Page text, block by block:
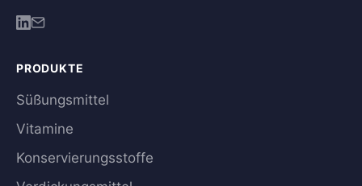
PRODUKTE
Süßungsmittel
Vitamine
Konservierungsstoffe